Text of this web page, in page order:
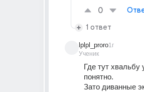
0
1 ответ
lplpl_proro
Ученик
1г
Где тут хвальбу
понятно.
Зато диванные